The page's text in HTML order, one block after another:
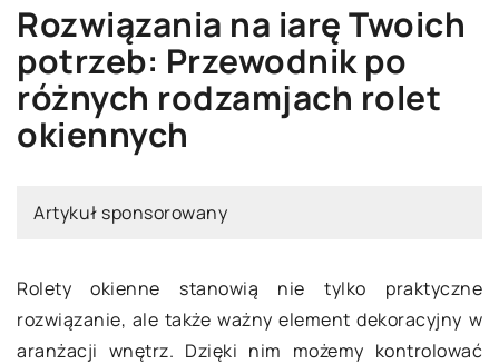
Rozwiązania na iarę Twoich
potrzeb: Przewodnik po
różnych rodzamjach rolet
okiennych
Artykuł sponsorowany
Rolety okienne stanowią nie tylko praktyczne
rozwiązanie, ale także ważny element dekoracyjny w
aranżacji wnętrz. Dzięki nim możemy kontrolować